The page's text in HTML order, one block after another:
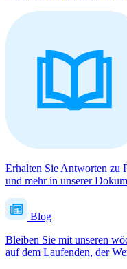
Erhalten Sie Antworten zu
und mehr in unserer
Blog
Bleiben Sie mit unseren
auf dem Laufenden, der